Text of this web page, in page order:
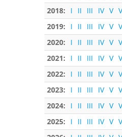
2018:
I II III IV V
2019:
I II III IV V
2020:
I II III IV V
2021:
I II III IV V
2022:
I II III IV V
2023:
I II III IV V
2024:
I II III IV V
2025:
I II III IV V